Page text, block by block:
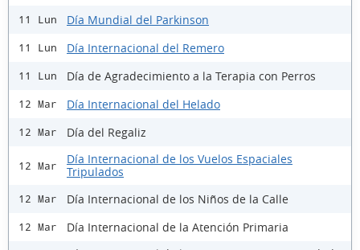
11 Lun Día Mundial del Parkinson
11 Lun Día Internacional del Remero
11 Lun Día de Agradecimiento a la Terapia con Perros
12 Mar Día Internacional del Helado
12 Mar Día del Regaliz
12 Mar
Día Internacional de los Vuelos Espaciales
Tripulados
12 Mar Día Internacional de los Niños de la Calle
12 Mar
Día Internacional de la Atención Primaria